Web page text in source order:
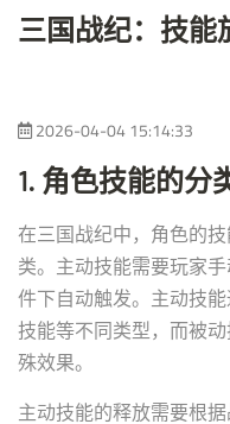
三国战纪：技能
2026-04-04 15:14:33
1. 角色技能的分
在三国战纪中，角色的
类。主动技能需要玩家
件下自动触发。主动技
技能等不同类型，而被
殊效果。
主动技能的释放需要根